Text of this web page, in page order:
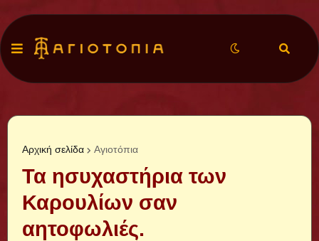
Αρχική σελίδα Αγιοτόπια
Τα ησυχαστήρια των
Καρουλίων σαν
αητοφωλιές.